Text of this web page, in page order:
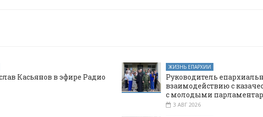
Касьянов в эфире Радио
ЖИЗНЬ ЕПАРХИИ
Руководитель
взаимодействию с
с молодыми
3 АВГ 2026